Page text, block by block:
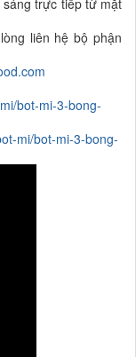
trực tiếp từ mặt
liên hệ bộ phận
bot-mi-3-bong-
mi/bot-mi-3-bong-